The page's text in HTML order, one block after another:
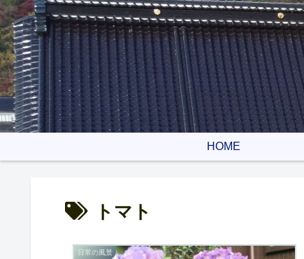
HOME
トマト
日常の風景